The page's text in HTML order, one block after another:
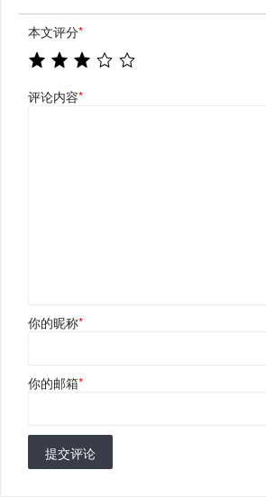
本文评分*
评论内容*
你的昵称*
你的邮箱*
提交评论